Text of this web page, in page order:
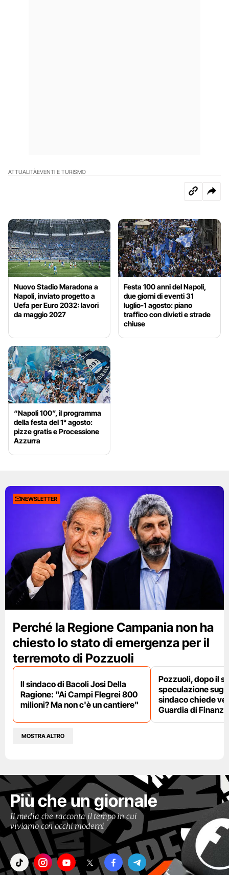
ATTUALITÀEVENTI E TURISMO
Nuovo Stadio Maradona a
Napoli, inviato progetto a
Uefa per Euro 2032: lavori
da maggio 2027
Festa 100 anni del Napoli,
due giorni di eventi 31
luglio-1 agosto: piano
traffico con divieti e strade
chiuse
“Napoli 100”, il programma
della festa del 1° agosto:
pizze gratis e Processione
Azzurra
NEWSLETTER
Perché la Regione Campania non ha
chiesto lo stato di emergenza per il
terremoto di Pozzuoli
Il sindaco di Bacoli Josi Della
Ragione: "Ai Campi Flegrei 800
milioni? Ma non c'è un cantiere"
Pozzuoli, dopo il
speculazione
sindaco chiede
Guardia di Finanza
MOSTRA ALTRO
Più che un giornale
Il media che racconta il tempo in cui
viviamo con occhi moderni